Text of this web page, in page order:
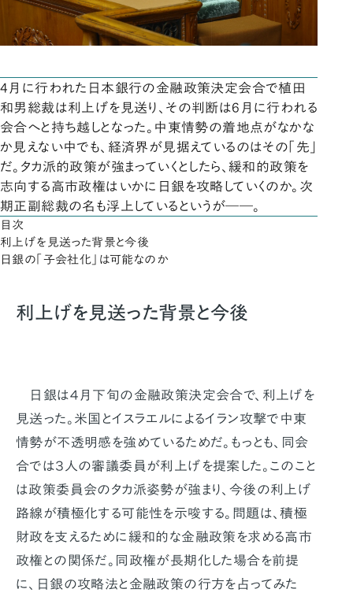
4月に行われた日本銀行の金融政策決定会合で植田
和男総裁は利上げを見送り、その判断は6月に行われる
会合へと持ち越しとなった。中東情勢の着地点がなかな
か見えない中でも、経済界が見据えているのはその「先」
だ。タカ派的政策が強まっていくとしたら、緩和的政策を
志向する高市政権はいかに日銀を攻略していくのか。次
期正副総裁の名も浮上しているというが――。
目次
利上げを見送った背景と今後
日銀の「子会社化」は可能なのか
利上げを見送った背景と今後
日銀は４月下旬の金融政策決定会合で、利上げを
見送った。米国とイスラエルによるイラン攻撃で中東
情勢が不透明感を強めているためだ。もっとも、同会
合では３人の審議委員が利上げを提案した。このこと
は政策委員会のタカ派姿勢が強まり、今後の利上げ
路線が積極化する可能性を示唆する。問題は、積極
財政を支えるために緩和的な金融政策を求める高市
政権との関係だ。同政権が長期化した場合を前提
に、日銀の攻略法と金融政策の行方を占ってみた